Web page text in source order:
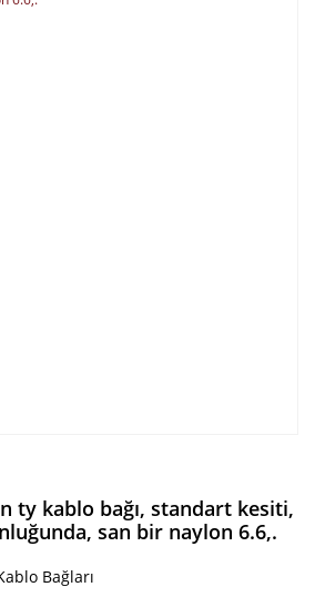
ty kablo bağı, standart kesiti,
san bir naylon 6.6,.
Bağları